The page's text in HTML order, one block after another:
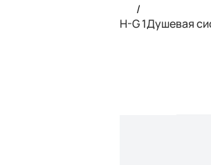
/
H-G 1Душевая